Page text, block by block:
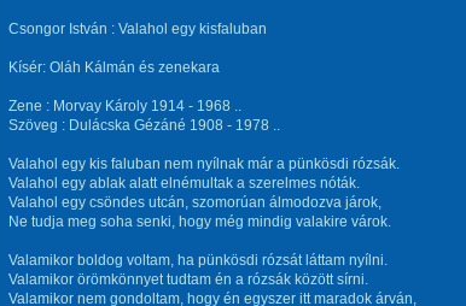
Csongor István : Valahol egy kisfaluban
Kísér: Oláh Kálmán és zenekara
Zene : Morvay Károly 1914 - 1968 ..
Szöveg : Dulácska Gézáné 1908 - 1978 ..
Valahol egy kis faluban nem nyílnak már a pünkösdi rózsák.
Valahol egy ablak alatt elnémultak a szerelmes nóták.
Valahol egy csöndes utcán, szomorúan álmodozva járok,
Ne tudja meg soha senki, hogy még mindig valakire várok.
Valamikor boldog voltam, ha pünkösdi rózsát láttam nyílni.
Valamikor örömkönnyet tudtam én a rózsák között sírni.
Valamikor nem gondoltam, hogy én egyszer itt maradok árván,